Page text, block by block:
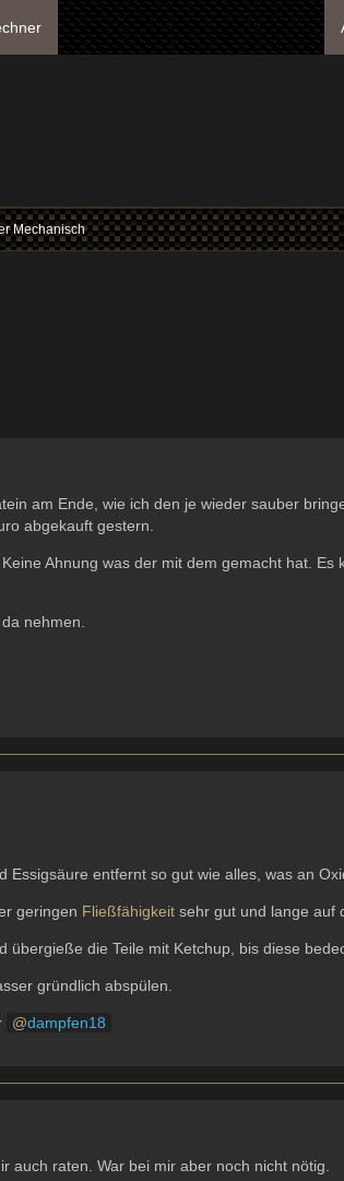
Mechanisch
am Ende, wie ich den je wieder sauber
abgekauft gestern.
Ahnung was der mit dem gemacht hat. Es
nehmen.
entfernt so gut wie alles, was an
geringen Fließfähigkeit sehr gut und lange auf
die Teile mit Ketchup, bis diese
gründlich abspülen.
dampfen18
auch raten. War bei mir aber noch nicht nötig.